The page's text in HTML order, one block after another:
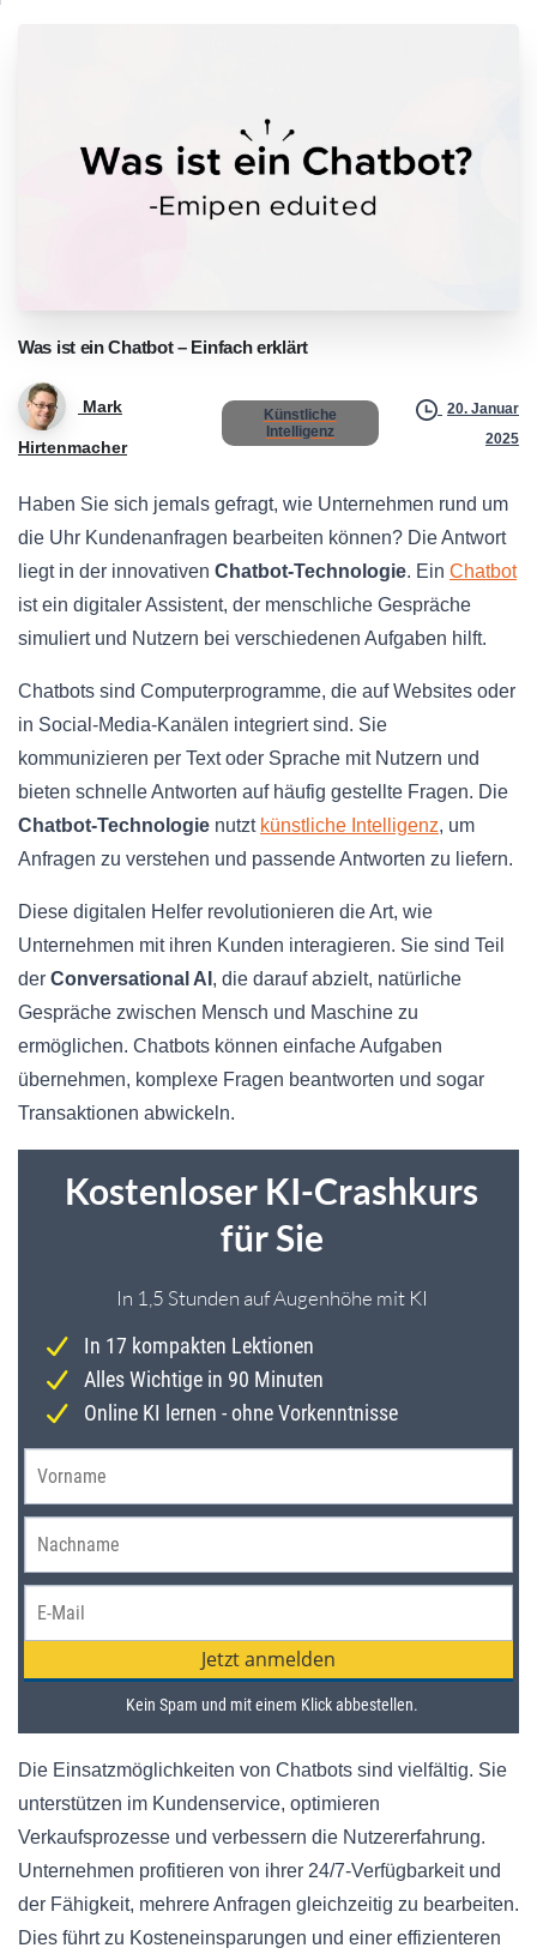
Was ist ein Chatbot – Einfach erklärt
Mark
Hirtenmacher
Künstliche
Intelligenz
20. Januar
2025
Haben Sie sich jemals gefragt, wie Unternehmen rund um
die Uhr Kundenanfragen bearbeiten können? Die Antwort
liegt in der innovativen Chatbot-Technologie. Ein Chatbot
ist ein digitaler Assistent, der menschliche Gespräche
simuliert und Nutzern bei verschiedenen Aufgaben hilft.
Chatbots sind Computerprogramme, die auf Websites oder
in Social-Media-Kanälen integriert sind. Sie
kommunizieren per Text oder Sprache mit Nutzern und
bieten schnelle Antworten auf häufig gestellte Fragen. Die
Chatbot-Technologie nutzt künstliche Intelligenz, um
Anfragen zu verstehen und passende Antworten zu liefern.
Diese digitalen Helfer revolutionieren die Art, wie
Unternehmen mit ihren Kunden interagieren. Sie sind Teil
der Conversational AI , die darauf abzielt, natürliche
Gespräche zwischen Mensch und Maschine zu
ermöglichen. Chatbots können einfache Aufgaben
übernehmen, komplexe Fragen beantworten und sogar
Transaktionen abwickeln.
Die Einsatzmöglichkeiten von Chatbots sind vielfältig. Sie
unterstützen im Kundenservice, optimieren
Verkaufsprozesse und verbessern die Nutzererfahrung.
Unternehmen profitieren von ihrer 24/7-Verfügbarkeit und
der Fähigkeit, mehrere Anfragen gleichzeitig zu bearbeiten.
Dies führt zu Kosteneinsparungen und einer effizienteren